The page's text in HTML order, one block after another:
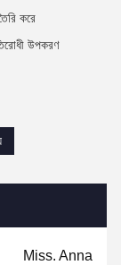
করে
উপকরণ
Miss. Anna